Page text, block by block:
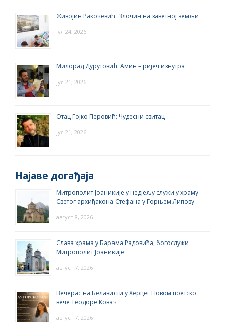
Живојин Ракочевић: Злочин на заветној земљи
јул 24, 2026
Милорад Дурутовић: Амин – ријеч изнутра
јул 21, 2026
Отац Гојко Перовић: Чудесни свитац
јул 21, 2026
Најаве догађаја
Митрополит Јоаникије у недјељу служи у храму
Светог архиђакона Стефана у Горњем Липову
август 8, 2026
Слава храма у Барама Радовића, богослужи
Митрополит Јоаникије
август 7, 2026
Вечерас на Белависти у Херцег Новом поетско
вече Теодоре Ковач
август 7, 2026